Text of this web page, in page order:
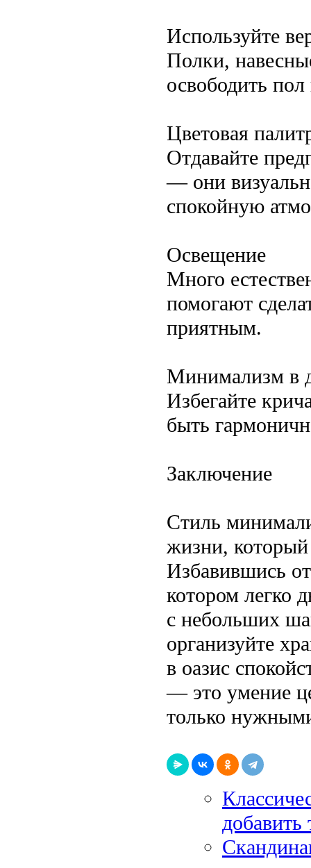
Используйте
Полки,
освободить
Цветовая
Отдавайте
— они
спокойную
Освещение
Много
помогают
приятным.
Минимализм в
Избегайте
быть
Заключение
Стиль
жизни, который
Избавившись
котором легко
с небольших
организуйте
в оазис
— это умение
только
добавить